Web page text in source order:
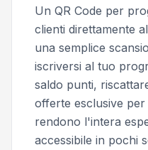
Un QR Code per
clienti direttamente
una semplice
iscriversi al tuo
saldo punti,
offerte esclusive
rendono l'intera
accessibile in pochi